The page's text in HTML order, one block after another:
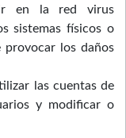
en la red virus
sistemas físicos o
provocar los daños
las cuentas de
y modificar o